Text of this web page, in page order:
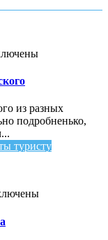
из разных
подробненько,
туристу